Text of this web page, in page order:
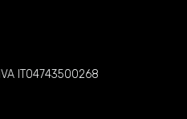
IT04743500268